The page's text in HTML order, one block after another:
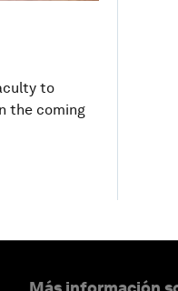
to
the coming